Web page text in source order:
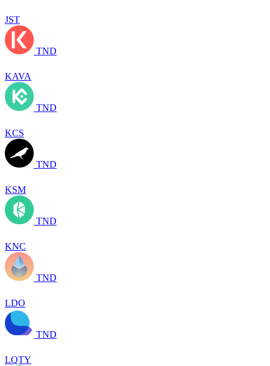
JST
TND
KAVA
TND
KCS
TND
KSM
TND
KNC
TND
LDO
TND
LQTY